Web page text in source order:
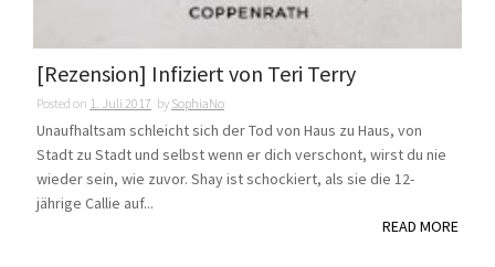
[Rezension] Infiziert von Teri Terry
Posted on 1. Juli 2017 by SophiaNo
Unaufhaltsam schleicht sich der Tod von Haus zu Haus, von
Stadt zu Stadt und selbst wenn er dich verschont, wirst du nie
wieder sein, wie zuvor. Shay ist schockiert, als sie die 12-
jährige Callie auf...
READ MORE